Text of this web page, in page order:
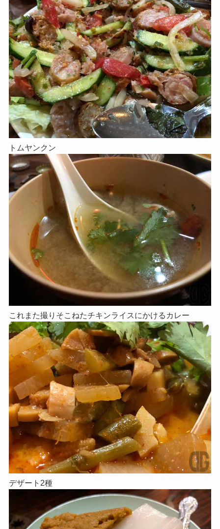
トムヤンクン
これまた撮りそこねたチキンライスにかけるカレー
デザート2種